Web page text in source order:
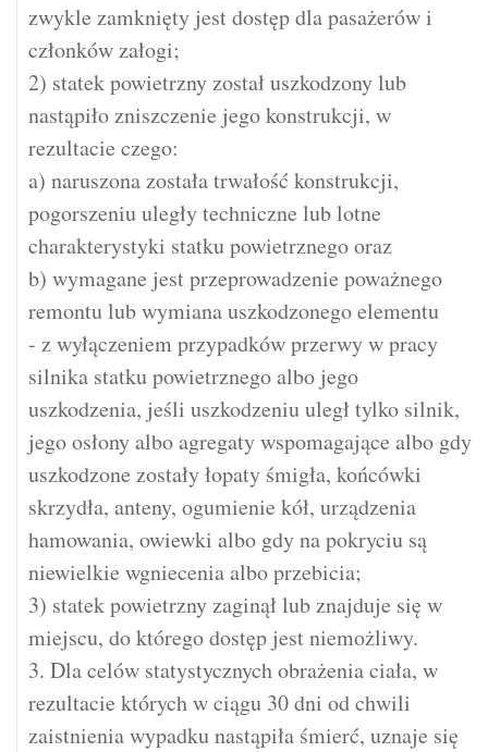
zwykle zamknięty jest dostęp dla pasażerów i
członków załogi;
2) statek powietrzny został uszkodzony lub
nastąpiło zniszczenie jego konstrukcji, w
rezultacie czego:
a) naruszona została trwałość konstrukcji,
pogorszeniu uległy techniczne lub lotne
charakterystyki statku powietrznego oraz
b) wymagane jest przeprowadzenie poważnego
remontu lub wymiana uszkodzonego elementu
- z wyłączeniem przypadków przerwy w pracy
silnika statku powietrznego albo jego
uszkodzenia, jeśli uszkodzeniu uległ tylko silnik,
jego osłony albo agregaty wspomagające albo gdy
uszkodzone zostały łopaty śmigła, końcówki
skrzydła, anteny, ogumienie kół, urządzenia
hamowania, owiewki albo gdy na pokryciu są
niewielkie wgniecenia albo przebicia;
3) statek powietrzny zaginął lub znajduje się w
miejscu, do którego dostęp jest niemożliwy.
3. Dla celów statystycznych obrażenia ciała, w
rezultacie których w ciągu 30 dni od chwili
zaistnienia wypadku nastąpiła śmierć, uznaje się